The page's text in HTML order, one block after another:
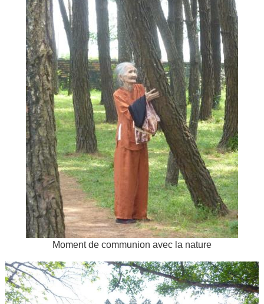
Moment de communion avec la nature